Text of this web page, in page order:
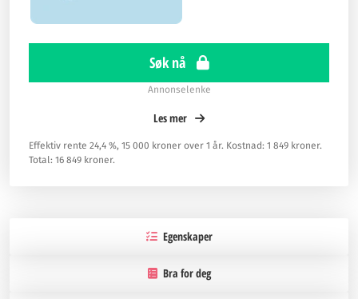
Søk nå
Annonselenke
Les mer
Effektiv rente 24,4 %, 15 000 kroner over 1 år. Kostnad: 1 849 kroner.
Total: 16 849 kroner.
Egenskaper
Bra for deg